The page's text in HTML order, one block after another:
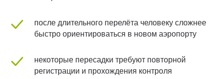
после длительного перелёта человеку сложнее
быстро ориентироваться в новом аэропорту
некоторые пересадки требуют повторной
регистрации и прохождения контроля